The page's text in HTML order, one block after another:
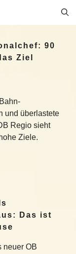
90
Ziel
und überlastete
Regio sieht
Ziele.
Das ist
neuer OB